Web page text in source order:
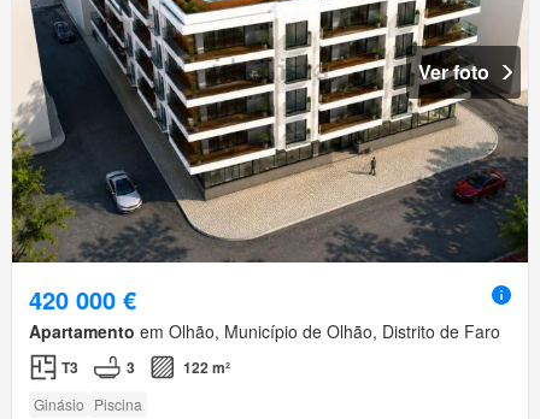
Ver foto
420 000 €
Apartamento em Olhão, Município de Olhão, Distrito de Faro
T3 3 122 m²
Ginásio Piscina